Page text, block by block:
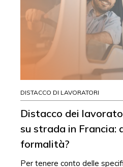
DISTACCO DI LAVORATORI
Distacco dei
su strada in Francia:
formalità?
Per tenere conto delle